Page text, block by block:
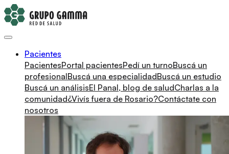
Pacientes
PacientesPortal pacientesPedí un turnoBuscá un
profesionalBuscá una especialidadBuscá un estudio
Buscá un análisisEl Panal, blog de saludCharlas a la
comunidad¿Vivís fuera de Rosario?Contáctate con
nosotros